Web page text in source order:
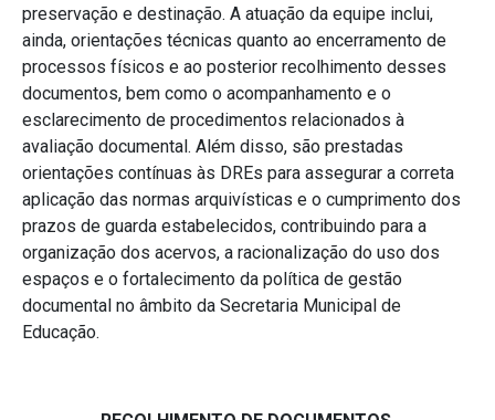
preservação e destinação. A atuação da equipe inclui,
ainda, orientações técnicas quanto ao encerramento de
processos físicos e ao posterior recolhimento desses
documentos, bem como o acompanhamento e o
esclarecimento de procedimentos relacionados à
avaliação documental. Além disso, são prestadas
orientações contínuas às DREs para assegurar a correta
aplicação das normas arquivísticas e o cumprimento dos
prazos de guarda estabelecidos, contribuindo para a
organização dos acervos, a racionalização do uso dos
espaços e o fortalecimento da política de gestão
documental no âmbito da Secretaria Municipal de
Educação.